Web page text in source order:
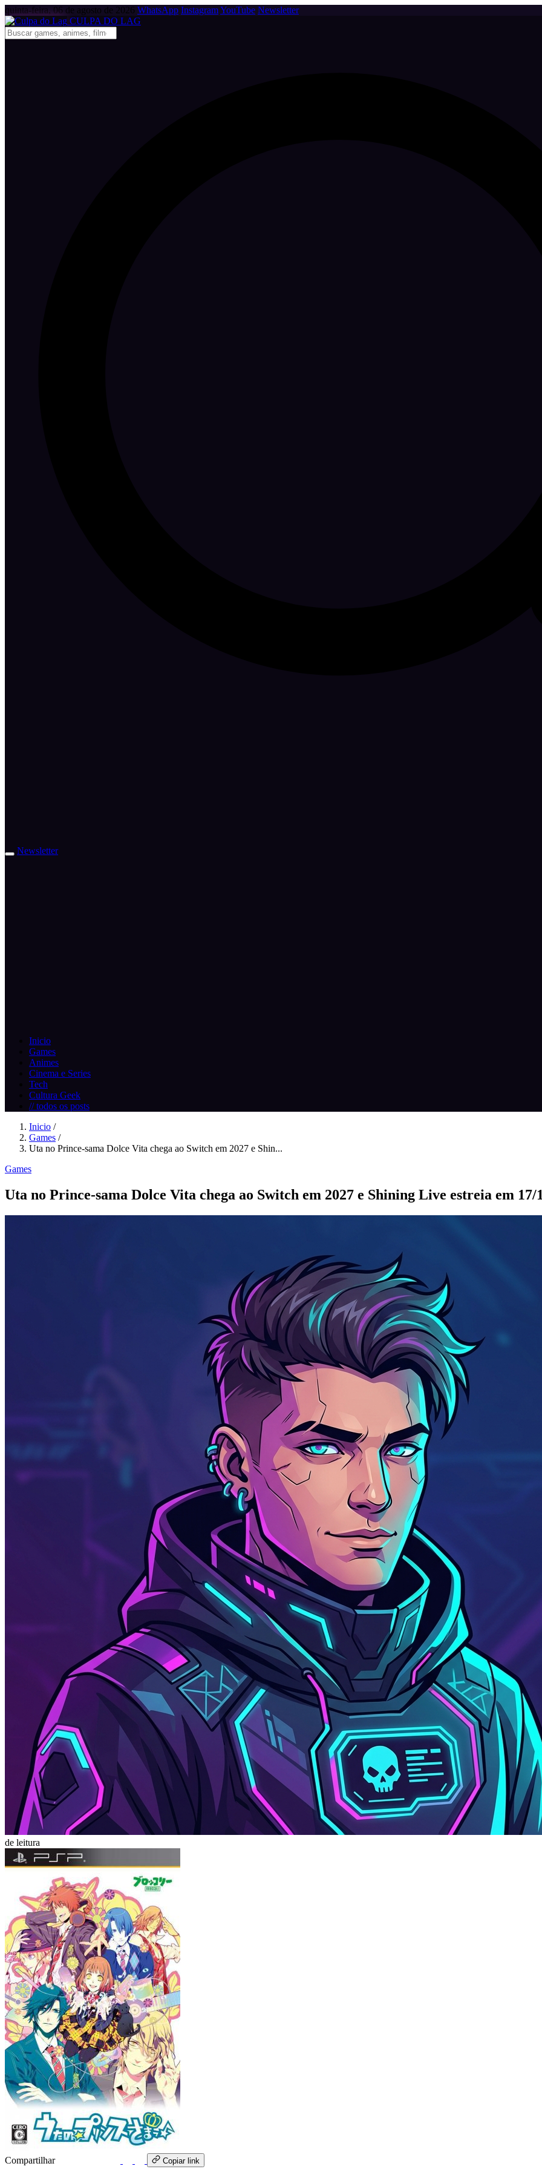
quinta-feira, 06 de agosto de 2026 WhatsApp InstagramYouTube Newsletter
CULPA DO LAG
Newsletter
Inicio
Games
Animes
Cinema e Series
Tech
Cultura Geek
// todos os posts
Inicio /
Games /
Uta no Prince‑sama Dolce Vita chega ao Switch em 2027 e Shin...
Games
Uta no Prince‑sama Dolce Vita chega ao Switch em 2027 e Shining Live estreia em 17/
de leitura
Compartilhar Copiar link